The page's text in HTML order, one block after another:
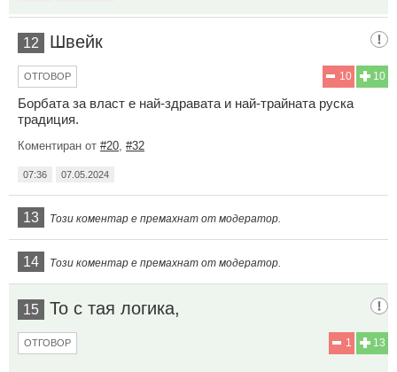
12 Швейк
10
10
ОТГОВОР
Борбата за власт е най-здравата и най-трайната руска
традиция.
Коментиран от #20 #32
07:36 07.05.2024
13 Този коментар е премахнат от модератор.
14 Този коментар е премахнат от модератор.
15 То с тая логика,
13
1
ОТГОВОР